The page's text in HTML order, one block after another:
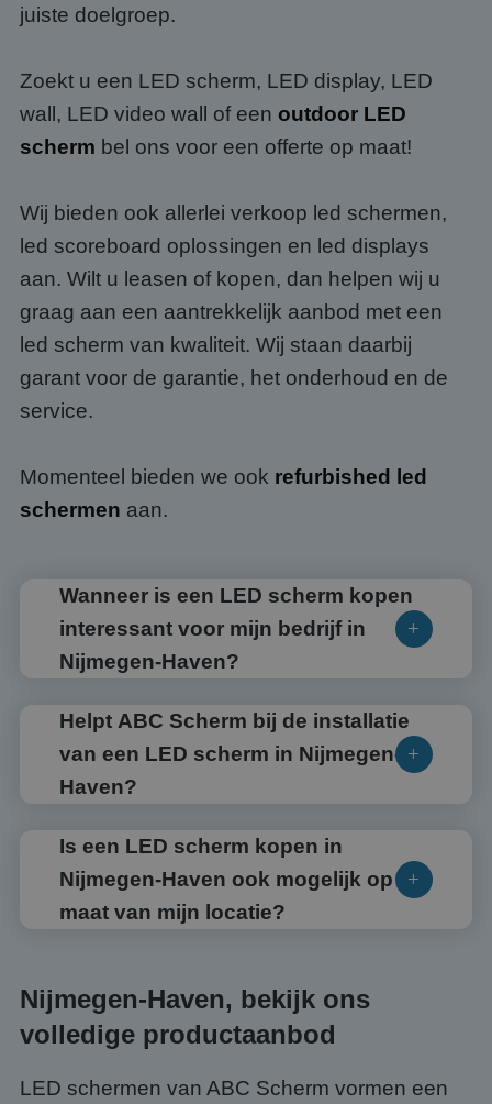
juiste doelgroep.
Zoekt u een LED scherm, LED display, LED
wall, LED video wall of een outdoor LED
scherm bel ons voor een offerte op maat!
Wij bieden ook allerlei verkoop led schermen,
led scoreboard oplossingen en led displays
aan. Wilt u leasen of kopen, dan helpen wij u
graag aan een aantrekkelijk aanbod met een
led scherm van kwaliteit. Wij staan daarbij
garant voor de garantie, het onderhoud en de
service.
Momenteel bieden we ook refurbished led
schermen aan.
Wanneer is een LED scherm kopen
interessant voor mijn bedrijf in
Nijmegen-Haven?
Helpt ABC Scherm bij de installatie
van een LED scherm in Nijmegen-
Haven?
Is een LED scherm kopen in
Nijmegen-Haven ook mogelijk op
maat van mijn locatie?
Nijmegen-Haven, bekijk ons
volledige productaanbod
LED schermen van ABC Scherm vormen een